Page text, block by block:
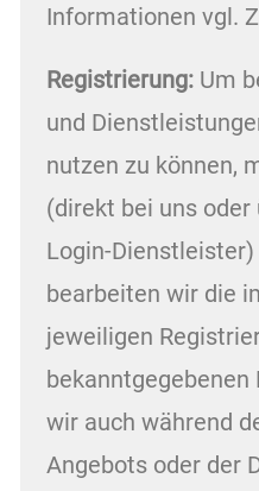
Informationen vgl.
Registrierung: Um
und
nutzen zu können,
(direkt bei uns
Login-
bearbeiten wir die
jeweiligen
bekanntgegebenen
wir auch während
Angebots oder der